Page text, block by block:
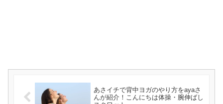
あさイチで背中ヨガのやり方をayaさ
んが紹介！こんにちは体操・腕伸ばし